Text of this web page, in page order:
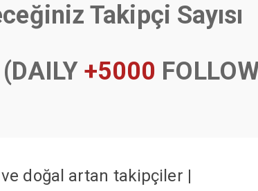
Takipçi Sayısı
+5000
ve doğal artan takipçiler |